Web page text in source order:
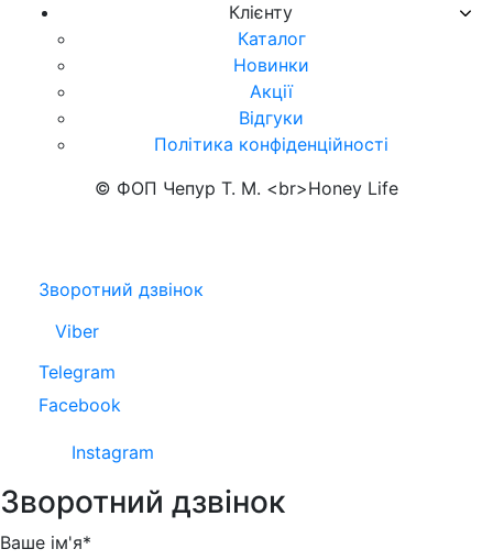
Клієнту
Каталог
Новинки
Акції
Відгуки
Політика конфіденційності
© ФОП Чепур Т. М. <br>Honey Life
Зворотний дзвінок
Viber
Telegram
Facebook
Instagram
Зворотний дзвінок
Ваше ім'я*